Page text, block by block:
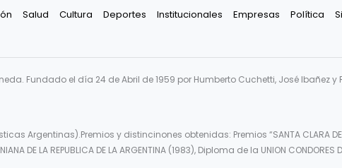
Salud Cultura Deportes Institucionales Empresas Política
Fundado el día 24 de Abril de 1959 por Humberto Cuchetti, José Ibañez
Argentinas).Premios y distincinones obtenidas: Premios “SANTA CLARA DE
DE LA REPUBLICA DE LA ARGENTINA (1983), Diploma de la UNION